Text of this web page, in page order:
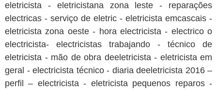
eletricista - eletricistana zona leste - reparações
electricas - serviço de eletric - eletricista emcascais -
eletricista zona oeste - hora electricista - electrico o
electricista- electricistas trabajando - técnico de
eletricista - mão de obra deeletricista - eletricista em
geral - electricista técnico - diaria deeletricista 2016 –
perfil – electricista - eletricista pequenos reparos -